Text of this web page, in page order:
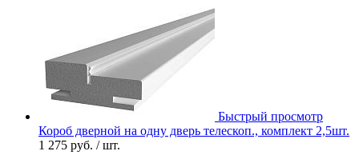
Быстрый просмотр
Короб дверной на одну дверь телескоп., комплект 2,5шт.
1 275 руб. / шт.